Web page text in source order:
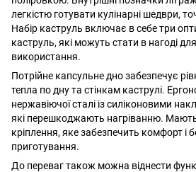
легкістю готувати кулінарні шедври,
Набір каструль включає в себе три
каструль, які можуть стати в нагоді
використання.
Потрійне капсульне дно забезпечує
тепла по дну та стінкам каструлі.
нержавіючої сталі із силіконовими
які перешкоджають нагріванню.
кріплення, яке забезпечить комфорт і
приготування.
До переваг також можна віднести